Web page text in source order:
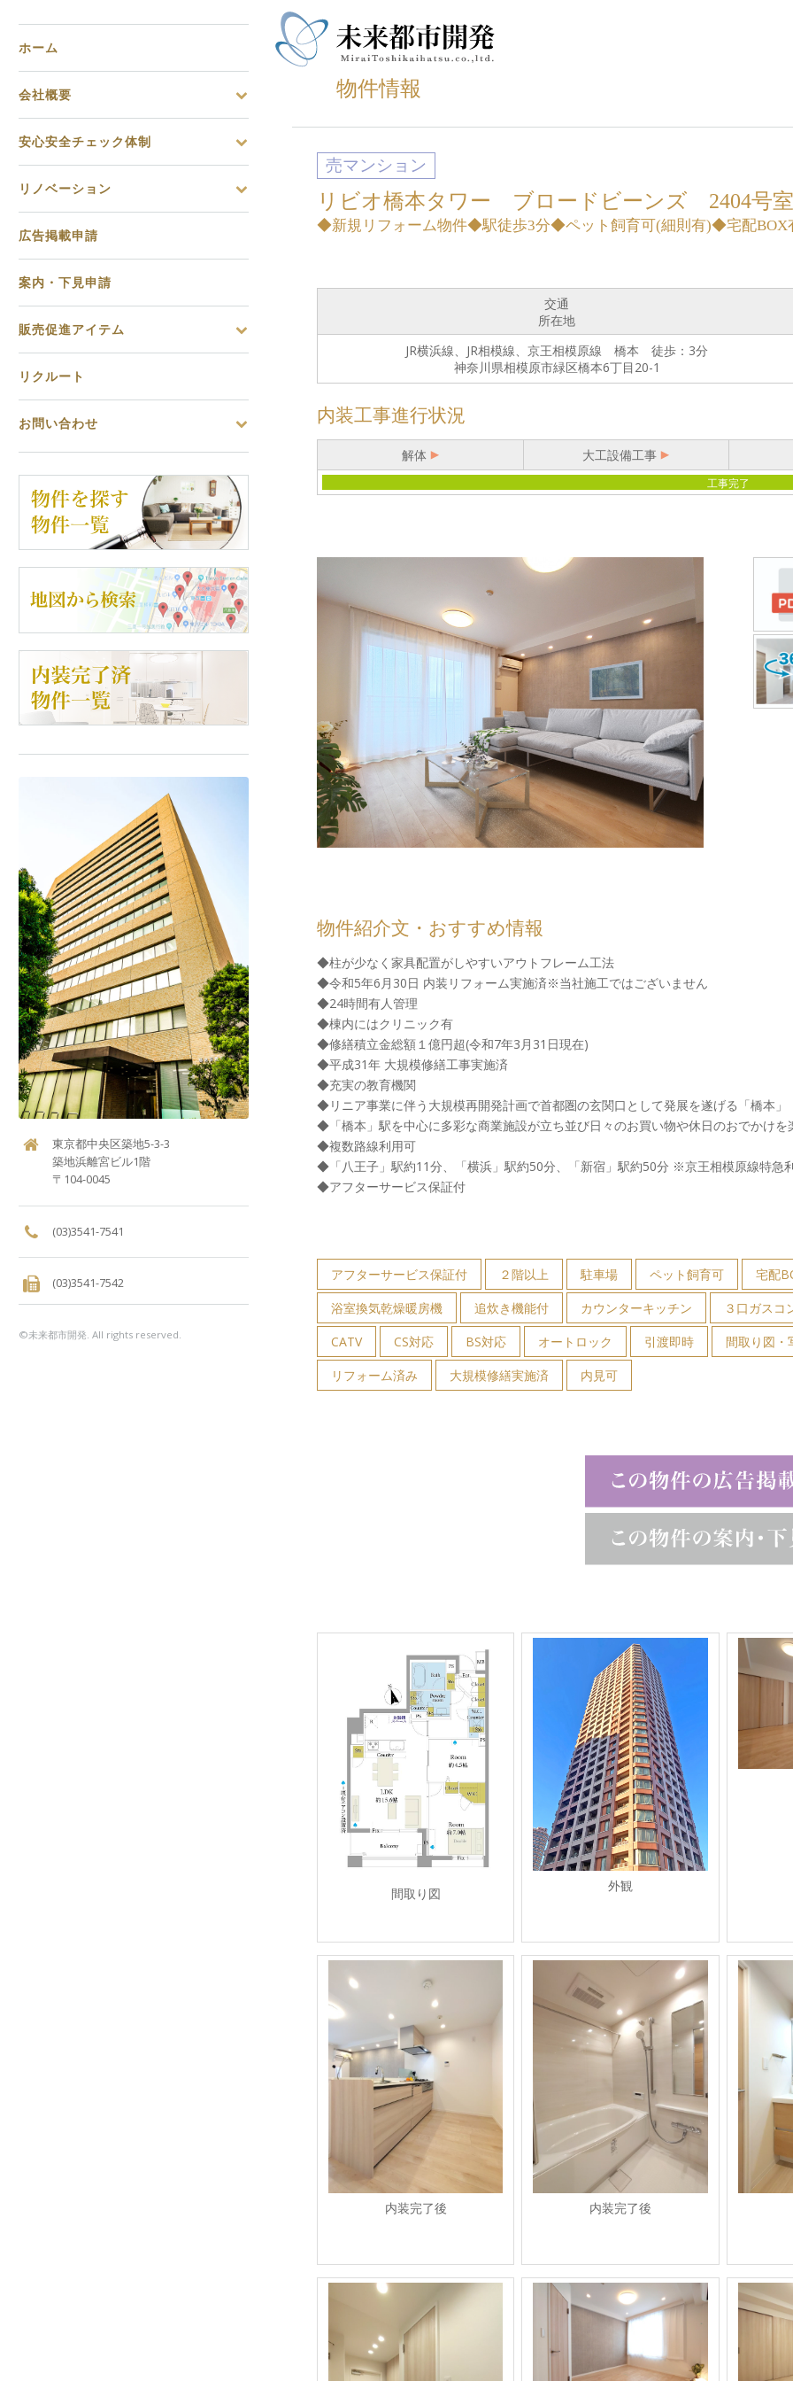
物件情報
売マンション
リビオ橋本タワー ブロードビーンズ 2404号室
◆新規リフォーム物件◆駅徒歩3分◆ペット飼育可(細則有)◆宅配
交通
所在地
JR横浜線、JR相模線、京王相模原線 橋本 徒歩：3分
神奈川県相模原市緑区橋本6丁目20-1
内装工事進行状況
解体 大工設備工事
工事完了
物件紹介文・おすすめ情報
◆柱が少なく家具配置がしやすいアウトフレーム工法
◆令和5年6月30日 内装リフォーム実施済※当社施工ではございません
◆24時間有人管理
◆棟内にはクリニック有
◆修繕積立金総額１億円超(令和7年3月31日現在)
◆平成31年 大規模修繕工事実施済
◆充実の教育機関
◆リニア事業に伴う大規模再開発計画で首都圏の玄関口として発展を遂げる「橋本」
◆「橋本」駅を中心に多彩な商業施設が立ち並び日々のお買い物や休日のおでかけを
◆複数路線利用可
◆「八王子」駅約11分、「横浜」駅約50分、「新宿」駅約50分 ※京王相模原線特急
◆アフターサービス保証付
アフターサービス保証付 ２階以上 駐車場 ペット飼育可 宅配
浴室換気乾燥暖房機
追炊き機能付 カウンターキッチン ３口ガスコ
CATV
CS対応 BS対応 オートロック 引渡即時 間取り図・
リフォーム済み
大規模修繕実施済 内見可
間取り図 外観
内装完了後 内装完了後
ホーム
会社概要
安心安全チェック体制
リノベーション
広告掲載申請
案内・下見申請
販売促進アイテム
リクルート
お問い合わせ
東京都中央区築地5-3-3
築地浜離宮ビル1階
〒104-0045
(03)3541-7541
(03)3541-7542
©未来都市開発. All rights reserved.